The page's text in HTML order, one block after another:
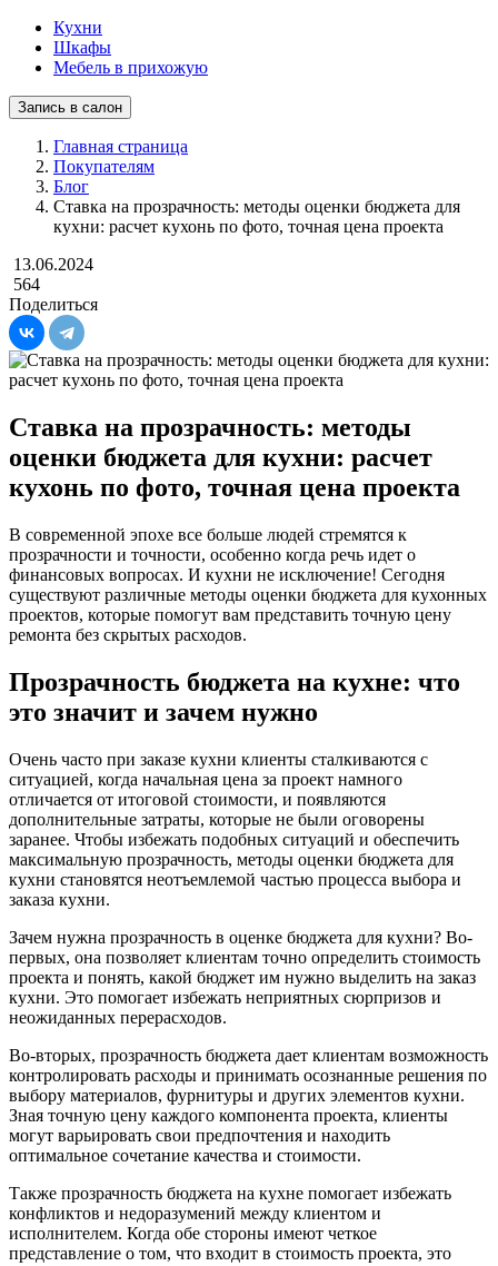
Кухни
Шкафы
Мебель в прихожую
Запись в салон
Главная страница
Покупателям
Блог
Ставка на прозрачность: методы оценки бюджета для
кухни: расчет кухонь по фото, точная цена проекта
13.06.2024
564
Поделиться
Ставка на прозрачность: методы
оценки бюджета для кухни: расчет
кухонь по фото, точная цена проекта
В современной эпохе все больше людей стремятся к
прозрачности и точности, особенно когда речь идет о
финансовых вопросах. И кухни не исключение! Сегодня
существуют различные методы оценки бюджета для кухонных
проектов, которые помогут вам представить точную цену
ремонта без скрытых расходов.
Прозрачность бюджета на кухне: что
это значит и зачем нужно
Очень часто при заказе кухни клиенты сталкиваются с
ситуацией, когда начальная цена за проект намного
отличается от итоговой стоимости, и появляются
дополнительные затраты, которые не были оговорены
заранее. Чтобы избежать подобных ситуаций и обеспечить
максимальную прозрачность, методы оценки бюджета для
кухни становятся неотъемлемой частью процесса выбора и
заказа кухни.
Зачем нужна прозрачность в оценке бюджета для кухни? Во-
первых, она позволяет клиентам точно определить стоимость
проекта и понять, какой бюджет им нужно выделить на заказ
кухни. Это помогает избежать неприятных сюрпризов и
неожиданных перерасходов.
Во-вторых, прозрачность бюджета дает клиентам возможность
контролировать расходы и принимать осознанные решения по
выбору материалов, фурнитуры и других элементов кухни.
Зная точную цену каждого компонента проекта, клиенты
могут варьировать свои предпочтения и находить
оптимальное сочетание качества и стоимости.
Также прозрачность бюджета на кухне помогает избежать
конфликтов и недоразумений между клиентом и
исполнителем. Когда обе стороны имеют четкое
представление о том, что входит в стоимость проекта, это